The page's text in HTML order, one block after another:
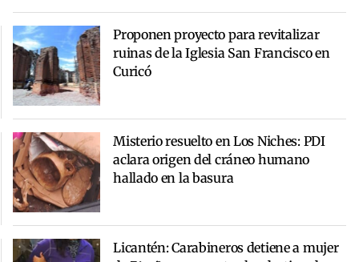
Proponen proyecto para revitalizar
ruinas de la Iglesia San Francisco en
Curicó
Misterio resuelto en Los Niches: PDI
aclara origen del cráneo humano
hallado en la basura
Licantén: Carabineros detiene a mujer